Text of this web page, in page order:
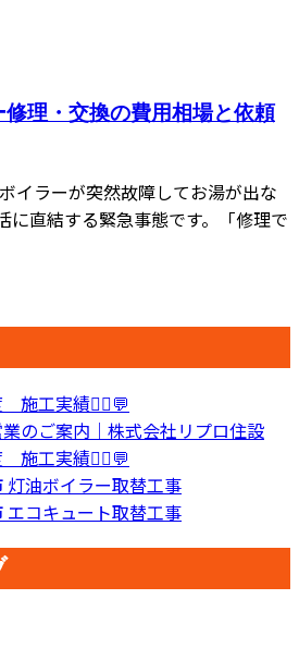
修理・交換の費用相場と依頼
イラーが突然故障してお湯が出な
に直結する緊急事態です。「修理で
施工実績👷‍♂️💬
のご案内｜株式会社リプロ住設
施工実績👷‍♂️💬
灯油ボイラー取替工事
エコキュート取替工事